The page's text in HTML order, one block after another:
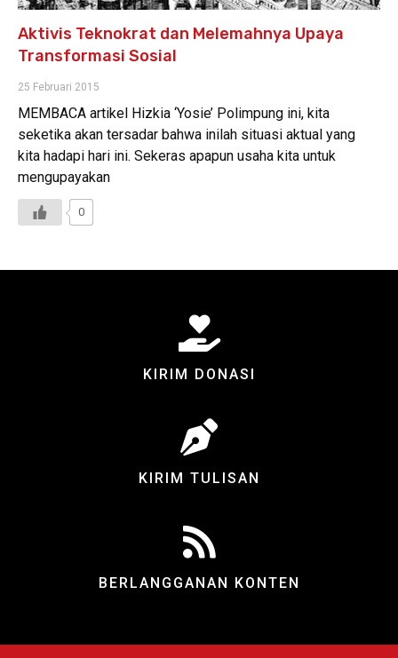
Aktivis Teknokrat dan Melemahnya Upaya
Transformasi Sosial
25 Februari 2015
MEMBACA artikel Hizkia ‘Yosie’ Polimpung ini, kita
seketika akan tersadar bahwa inilah situasi aktual yang
kita hadapi hari ini. Sekeras apapun usaha kita untuk
mengupayakan
0
KIRIM DONASI
KIRIM TULISAN
BERLANGGANAN KONTEN